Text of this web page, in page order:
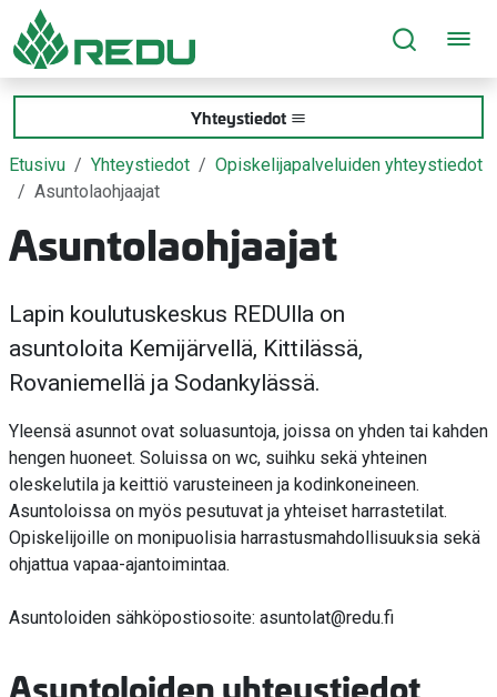
Siirry sivusisältöön
Yhteystiedot
Etusivu Yhteystiedot
Opiskelijapalveluiden yhteystiedot
Asuntolaohjaajat
Asuntolaohjaajat
Lapin koulutuskeskus REDUlla on
asuntoloita Kemijärvellä, Kittilässä,
Rovaniemellä ja Sodankylässä.
Yleensä asunnot ovat soluasuntoja, joissa on yhden tai kahden
hengen huoneet. Soluissa on wc, suihku sekä yhteinen
oleskelutila ja keittiö varusteineen ja kodinkoneineen.
Asuntoloissa on myös pesutuvat ja yhteiset harrastetilat.
Opiskelijoille on monipuolisia harrastusmahdollisuuksia sekä
ohjattua vapaa-ajantoimintaa.
Asuntoloiden sähköpostiosoite: asuntolat@redu.fi
Asuntoloiden yhteystiedot